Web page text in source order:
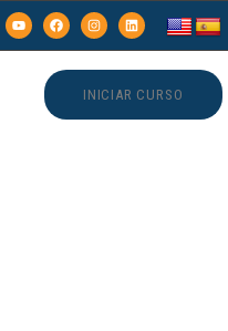
INICIAR CURSO